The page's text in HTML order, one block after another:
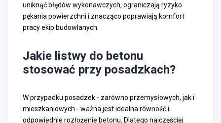
uniknąć błędów wykonawczych, ograniczają ryzyko
pękania powierzchni i znacząco poprawiają komfort
pracy ekip budowlanych.
Jakie listwy do betonu
stosować przy posadzkach?
W przypadku posadzek - zarówno przemysłowych, jak i
mieszkaniowych - ważna jest idealna równość i
odpowiednie rozłożenie betonu. Dlatego najczęściej